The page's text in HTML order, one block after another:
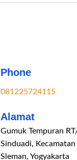
Phone
081225724115
Alamat
Gumuk Tempuran
Sinduadi,
Sleman, Yogyakarta